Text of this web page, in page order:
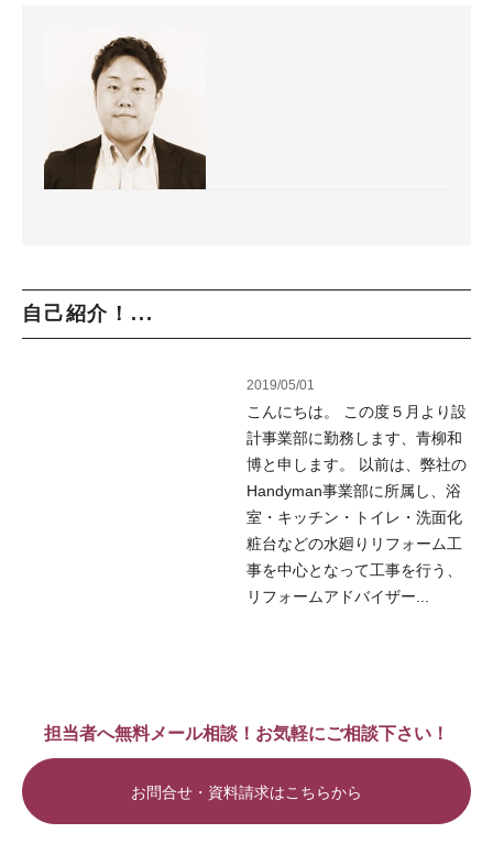
自己紹介！...
2019/05/01
こんにちは。 この度５月より設
計事業部に勤務します、青柳和
博と申します。 以前は、弊社の
Handyman事業部に所属し、浴
室・キッチン・トイレ・洗面化
粧台などの水廻りリフォーム工
事を中心となって工事を行う、
リフォームアドバイザー...
担当者へ無料メール相談！お気軽にご相談下さい！
お問合せ・資料請求はこちらから